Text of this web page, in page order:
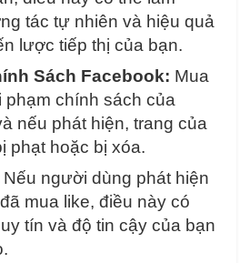
tác tự nhiên và hiệu quả
lược tiếp thị của bạn.
Sách Facebook: Mua
phạm chính sách của
nếu phát hiện, trang của
phạt hoặc bị xóa.
Nếu người dùng phát hiện
mua like, điều này có
tín và độ tin cậy của bạn